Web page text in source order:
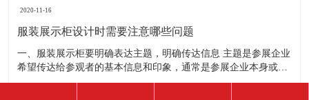
2020-11-16
服装展示柜设计时需要注意哪些问题
一、服装展示柜要明确表达主题，明确传达信息 主题是参展企业
希望传达给参观者的基本信息和印象，通常是参展企业本身或产
品。明确的主题从一方面看就是焦点，从另一方面看就是使用合